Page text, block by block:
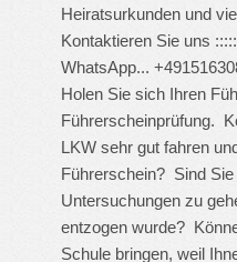
Heiratsurkunden und
Kontaktieren Sie uns :::::
WhatsApp...
Holen Sie sich Ihren
Führerscheinprüfung.
LKW sehr gut fahren
Führerschein? Sind
Untersuchungen zu
entzogen wurde?
Schule bringen, weil